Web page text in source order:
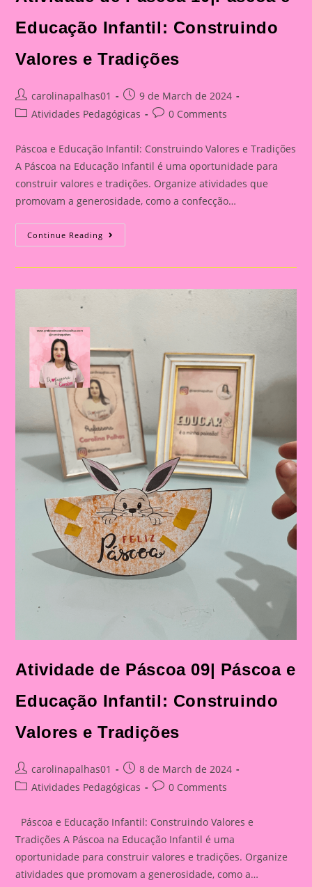
Educação Infantil: Construindo
Valores e Tradições
Post
author:
carolinapalhas01
Post
published:
9 de March de 2024
PostAtividades Pedagógicas
Post0 Comments
Páscoa e Educação Infantil: Construindo Valores e Tradições
A Páscoa na Educação Infantil é uma oportunidade para
construir valores e tradições. Organize atividades que
promovam a generosidade, como a confecção…
Continue Reading Atividade
De
10|Páscoa
Infantil:
Atividade de Páscoa 09| Páscoa e
Educação Infantil: Construindo
Valores e Tradições
Post
author:
carolinapalhas01
Post
published:
8 de March de 2024
PostAtividades Pedagógicas
Post0 Comments
Páscoa e Educação Infantil: Construindo Valores e
Tradições A Páscoa na Educação Infantil é uma
oportunidade para construir valores e tradições. Organize
atividades que promovam a generosidade, como a…